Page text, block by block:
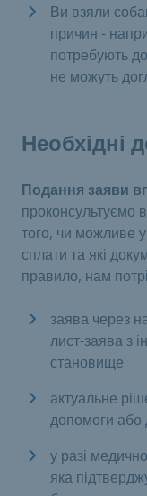
Ви взяли
причин -
потребують
не можуть
Необхідні
Подання заяви
проконсультуємо
того, чи можливе
сплати та які
правило, нам
заява через
лист-заява з
становище
актуальне
допомоги або
у разі
яка